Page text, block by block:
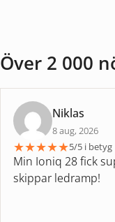
Över 2 000
Niklas
8 aug, 2026
★★★★★5/5 i betyg
Min Ioniq 28 fick
skippar ledramp!